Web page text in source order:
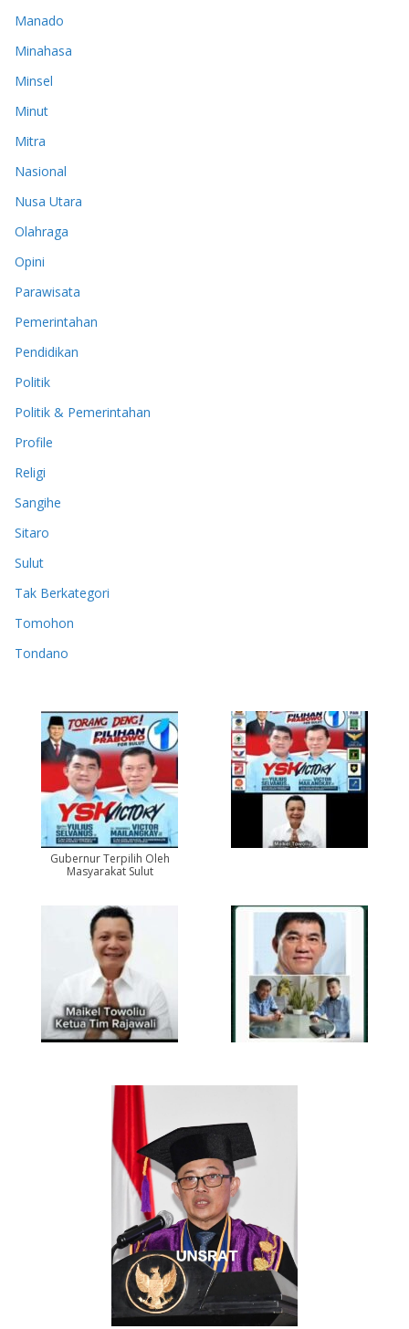
Manado
Minahasa
Minsel
Minut
Mitra
Nasional
Nusa Utara
Olahraga
Opini
Parawisata
Pemerintahan
Pendidikan
Politik
Politik & Pemerintahan
Profile
Religi
Sangihe
Sitaro
Sulut
Tak Berkategori
Tomohon
Tondano
Gubernur Terpilih Oleh
Masyarakat Sulut